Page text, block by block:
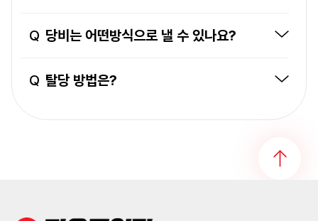
Q 당비는 어떤방식으로 낼 수 있나요?
Q 탈당 방법은?